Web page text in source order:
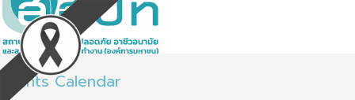
Events Calendar